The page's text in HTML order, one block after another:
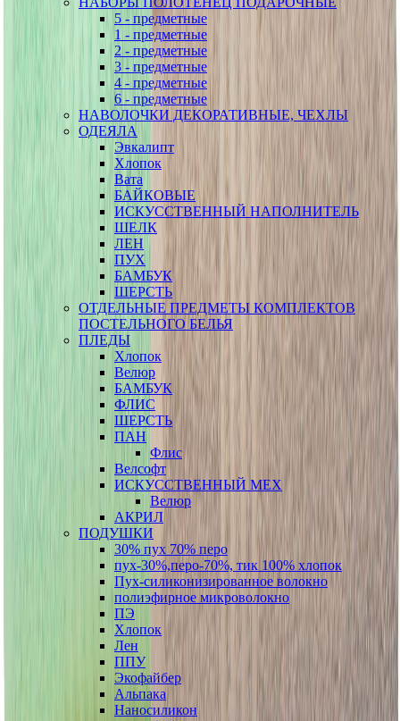
5 - предметные
1 - предметные
2 - предметные
3 - предметные
4 - предметные
6 - предметные
НАВОЛОЧКИ ДЕКОРАТИВНЫЕ, ЧЕХЛЫ
ОДЕЯЛА
Эвкалипт
Хлопок
Вата
БАЙКОВЫЕ
ИСКУССТВЕННЫЙ НАПОЛНИТЕЛЬ
ШЕЛК
ЛЕН
ПУХ
БАМБУК
ШЕРСТЬ
ОТДЕЛЬНЫЕ ПРЕДМЕТЫ КОМПЛЕКТОВ
ПОСТЕЛЬНОГО БЕЛЬЯ
ПЛЕДЫ
Хлопок
Велюр
БАМБУК
ФЛИС
ШЕРСТЬ
ПАН
Флис
Велсофт
ИСКУССТВЕННЫЙ МЕХ
Велюр
АКРИЛ
ПОДУШКИ
30% пух 70% перо
пух-30%,перо-70%, тик 100% хлопок
Пух-силиконизированное волокно
полиэфирное микроволокно
ПЭ
Хлопок
Лен
ППУ
Экофайбер
Альпака
Наносиликон